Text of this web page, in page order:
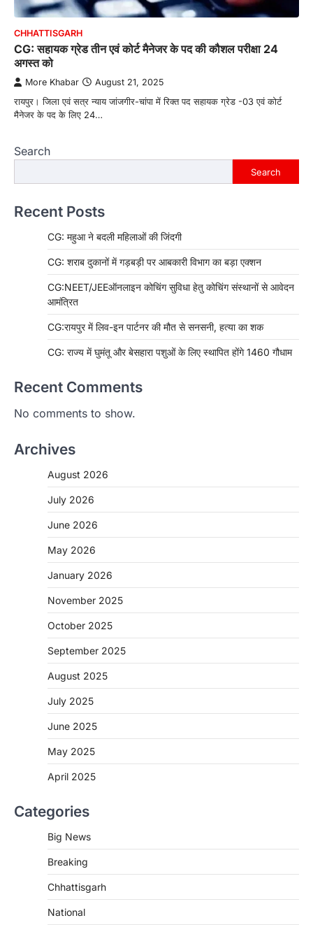
CHHATTISGARH
CG: सहायक ग्रेड तीन एवं कोर्ट मैनेजर के पद की कौशल परीक्षा 24
अगस्त को
More Khabar August 21, 2025
रायपुर। जिला एवं सत्र न्याय जांजगीर-चांपा में रिक्त पद सहायक ग्रेड -03 एवं कोर्ट
मैनेजर के पद के लिए 24…
Search
Search
Recent Posts
CG: महुआ ने बदली महिलाओं की जिंदगी
CG: शराब दुकानों में गड़बड़ी पर आबकारी विभाग का बड़ा एक्शन
CG:NEET/JEEऑनलाइन कोचिंग सुविधा हेतु कोचिंग संस्थानों से आवेदन
आमंत्रित
CG:रायपुर में लिव-इन पार्टनर की मौत से सनसनी, हत्या का शक
CG: राज्य में घुमंतू और बेसहारा पशुओं के लिए स्थापित होंगे 1460 गौधाम
Recent Comments
No comments to show.
Archives
August 2026
July 2026
June 2026
May 2026
January 2026
November 2025
October 2025
September 2025
August 2025
July 2025
June 2025
May 2025
April 2025
Categories
Big News
Breaking
Chhattisgarh
National
CG: शराब दुकानों में गड़बड़ी पर आबकारी
विभाग का बड़ा एक्शन
रायपुर। छत्तीसगढ़ में शराब दुकानों में अधिक कीमत पर
कोचिंग संस्थानों से आवेदन आमंत्रित
CHHATTISGARH
More Khabar August 6, 2026